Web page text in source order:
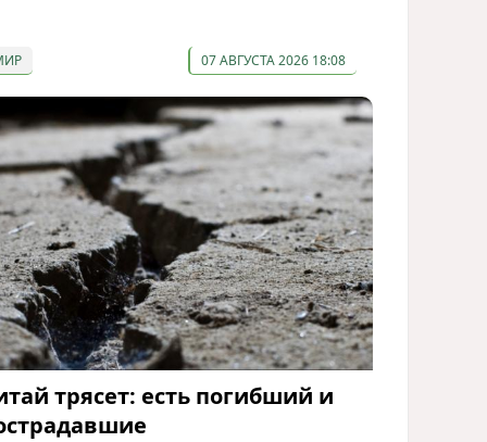
07 АВГУСТА 2026 18:08
трясет: есть погибший и